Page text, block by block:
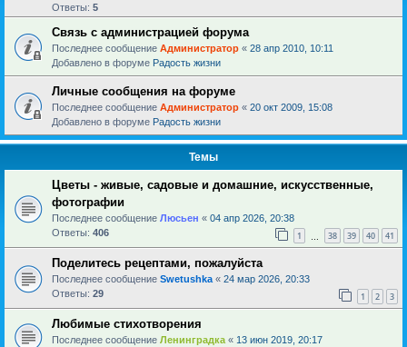
Ответы: 5
Связь с администрацией форума
Последнее сообщение Администратор « 28 апр 2010, 10:11
Добавлено в форуме Радость жизни
Личные сообщения на форуме
Последнее сообщение Администратор « 20 окт 2009, 15:08
Добавлено в форуме Радость жизни
Темы
Цветы - живые, садовые и домашние, искусственные,
фотографии
Последнее сообщение Люсьен « 04 апр 2026, 20:38
Ответы: 406 1 38 39 40 41
Поделитесь рецептами, пожалуйста
Последнее сообщение Swetushka « 24 мар 2026, 20:33
Ответы: 29 1 2 3
Любимые стихотворения
Последнее сообщение Ленинградка « 13 июн 2019, 20:17